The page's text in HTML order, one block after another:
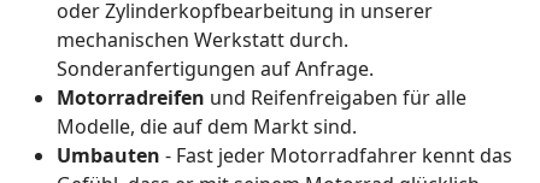
oder Zylinderkopfbearbeitung in unserer
mechanischen Werkstatt durch.
Sonderanfertigungen auf Anfrage.
Motorradreifen und Reifenfreigaben für alle
Modelle, die auf dem Markt sind.
Umbauten - Fast jeder Motorradfahrer kennt das